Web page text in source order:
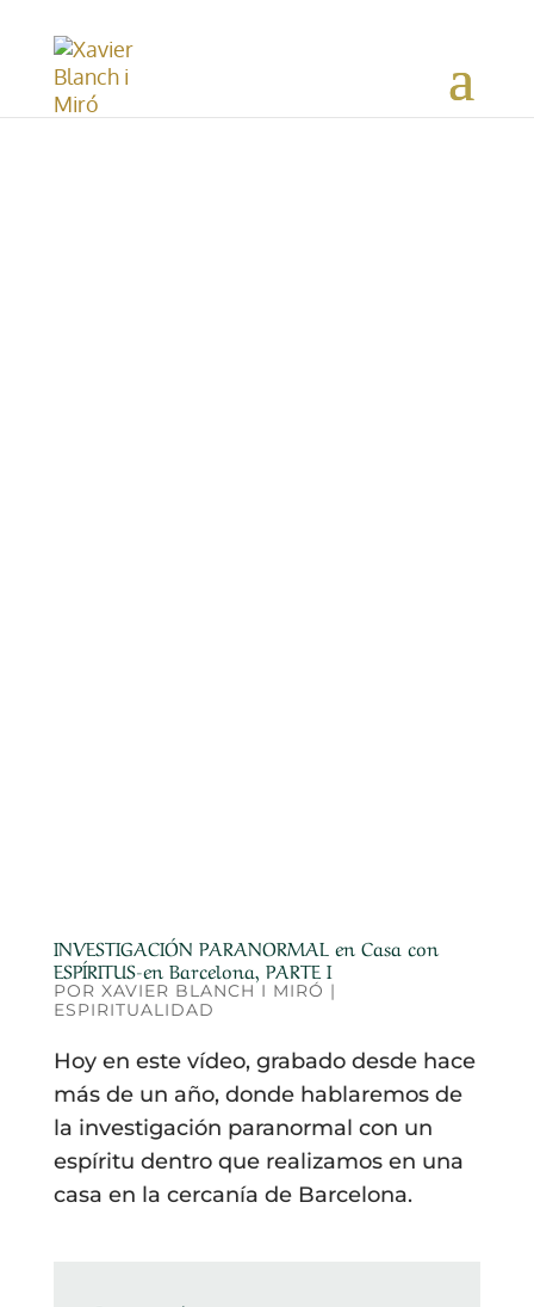
INVESTIGACIÓN PARANORMAL en Casa con
ESPÍRITUS-en Barcelona, PARTE I
POR XAVIER BLANCH I MIRÓ |
ESPIRITUALIDAD
Hoy en este vídeo, grabado desde hace
más de un año, donde hablaremos de
la investigación paranormal con un
espíritu dentro que realizamos en una
casa en la cercanía de Barcelona.